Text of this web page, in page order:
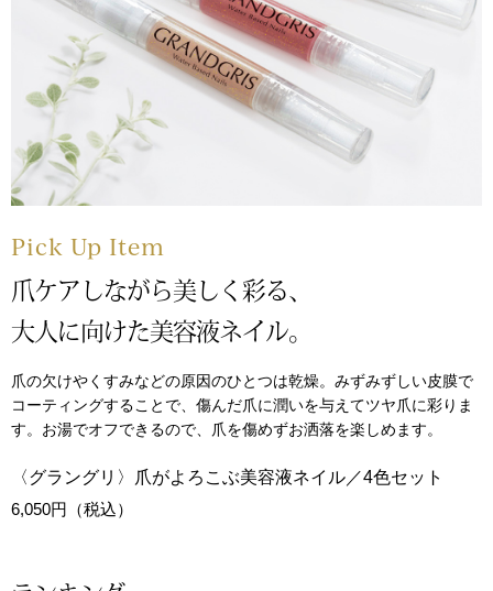
ズ
ベルト
Pick Up Item
爪ケアしながら美しく彩る、
大人に向けた美容液ネイル。
爪の欠けやくすみなどの原因のひとつは乾燥。みずみずしい皮膜で
コーティングすることで、傷んだ爪に潤いを与えてツヤ爪に彩りま
す。お湯でオフできるので、爪を傷めずお洒落を楽しめます。
〈グラングリ〉爪がよろこぶ美容液ネイル／4色セット
6,050円（税込）